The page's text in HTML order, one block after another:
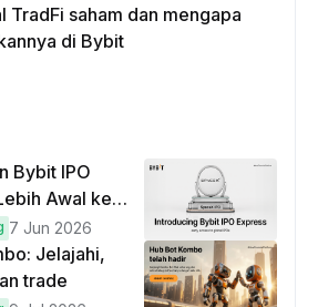
TradFi saham dan mengapa
di Bybit
Bybit IPO
Awal ke
7 Jun 2026
Jelajahi,
trade